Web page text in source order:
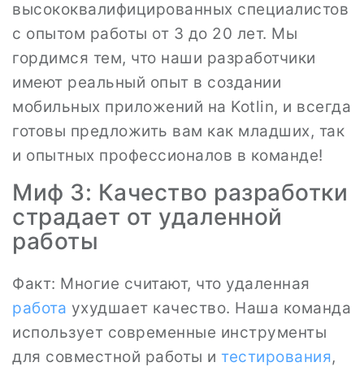
высококвалифицированных специалистов
с опытом работы от 3 до 20 лет. Мы
гордимся тем, что наши разработчики
имеют реальный опыт в создании
мобильных приложений на Kotlin, и всегда
готовы предложить вам как младших, так
и опытных профессионалов в команде!
Миф 3: Качество разработки
страдает от удаленной
работы
Факт: Многие считают, что удаленная
работа ухудшает качество. Наша команда
использует современные инструменты
для совместной работы и тестирования,